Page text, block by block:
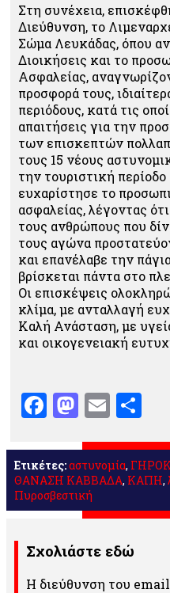
Στη συνέχεια,
Διεύθυνση, το
Σώμα Λευκάδας, όπου
Διοικήσεις και το
Ασφαλείας,
προσφορά τους,
περιόδους, κατά τις
απαιτήσεις για την
των επισκεπτών
τους 15 νέους
την τουριστική
ευχαρίστησε το
ασφαλείας, λέγοντας
τους ανθρώπους που
τους αγώνα
και επανέλαβε την
βρίσκεται πάντα στο
Οι επισκέψεις
κλίμα, με ανταλλαγή
Καλή Ανάσταση, με
και οικογενειακή
Facebook
Email
Ετικέτες:αστυνομία,
ΘΑΝΑΣΗ ΚΑΒΒΑΔΑ, ΚΑΠΗ,
Πυροσβεστική
Σχολιάστε εδώ
Η διεύθυνση του email